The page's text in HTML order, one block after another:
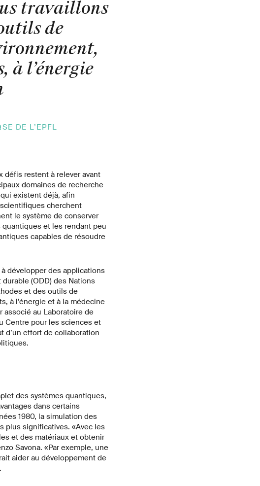
travaillons
de
l’énergie
DE L’EPFL
défis restent à relever avant
domaines de recherche
existent déjà, afin
cherchent
le système de conserver
et les rendant peu
capables de résoudre
développer des applications
(ODD) des Nations
et des outils de
à l’énergie et à la médecine
associé au Laboratoire de
Centre pour les sciences et
d’un effort de collaboration
des systèmes quantiques,
dans certains
1980, la simulation des
plus significatives. «Avec les
et des matériaux et obtenir
Savona. «Par exemple, une
aider au développement de